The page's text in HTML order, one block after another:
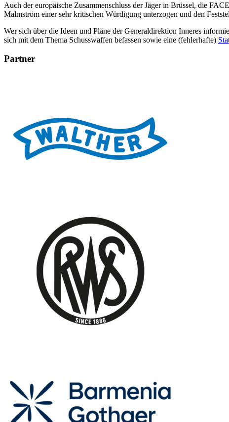
Auch der europäische Zusammenschluss der Jäger in Brüssel, die
Malmström einer sehr kritischen Würdigung unterzogen und den
Wer sich über die Ideen und Pläne der Generaldirektion Inneres
sich mit dem Thema Schusswaffen befassen sowie eine (fehlerhafte)
Partner